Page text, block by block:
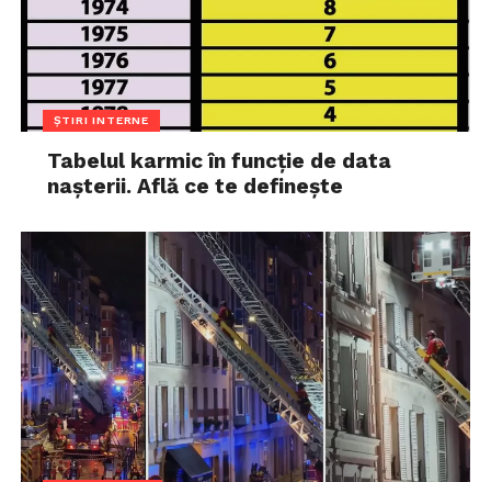
ȘTIRI INTERNE
Tabelul karmic în funcție de data
nașterii. Află ce te definește